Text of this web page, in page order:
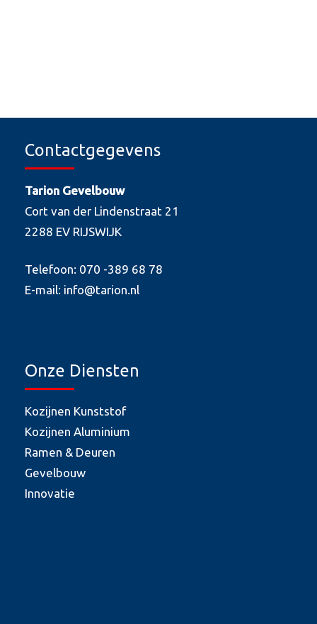
Contactgegevens
Tarion Gevelbouw
Cort van der Lindenstraat 21
2288 EV RIJSWIJK
Telefoon: 070 -389 68 78
E-mail: info@tarion.nl
Onze Diensten
Kozijnen Kunststof
Kozijnen Aluminium
Ramen & Deuren
Gevelbouw
Innovatie